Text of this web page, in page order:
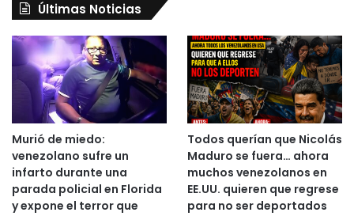
Últimas Noticias
Murió de miedo:
venezolano sufre un
infarto durante una
parada policial en Florida
y expone el terror que
Todos querían que Nicolás
Maduro se fuera… ahora
muchos venezolanos en
EE.UU. quieren que regrese
para no ser deportados